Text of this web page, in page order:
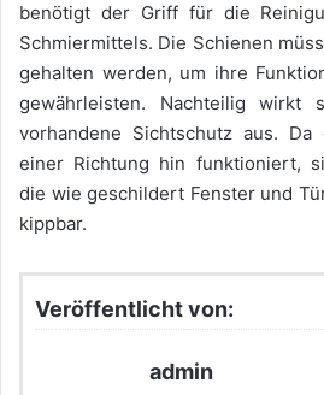
benötigt der Griff für die
Schmiermittels. Die Schienen
gehalten werden, um ihre
gewährleisten. Nachteilig wirkt
vorhandene Sichtschutz aus.
einer Richtung hin funktioniert,
die wie geschildert Fenster und
kippbar.
Veröffentlicht von:
admin